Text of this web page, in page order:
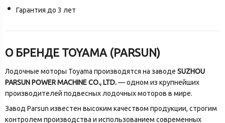
Гарантия до 3 лет
О БРЕНДЕ TOYAMA (PARSUN)
Лодочные моторы Toyama производятся на заводе SUZHOU
PARSUN POWER MACHINE CO., LTD.— одном из крупнейших
производителей подвесных лодочных моторов в мире.
Завод Parsun известен высоким качеством продукции, строгим
контролем производства и использованием современных